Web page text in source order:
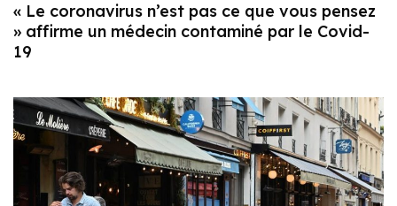
« Le coronavirus n’est pas ce que vous pensez
» affirme un médecin contaminé par le Covid-
19